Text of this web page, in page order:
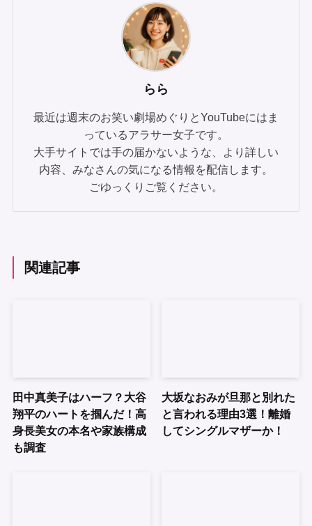
らら
最近は週末のお笑い劇場めぐりとYouTubeにはま
っているアラサー女子です。
大手サイトでは手の届かないような、より詳しい
内容、みなさんの気になる情報を配信します。
ごゆっくりご覧ください。
関連記事
田中真美子はハーフ？大谷
翔平のハートを掴んだ！高
身長美女の本名や家族構成
も調査
大坂なおみが旦那と別れた
と言われる理由3選！離婚
してシングルマザーか！